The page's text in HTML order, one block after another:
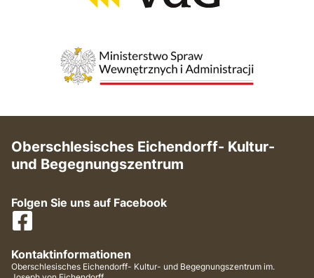
Oberschlesisches Eichendorff- Kultur-
und Begegnungszentrum
Folgen Sie uns auf Facebook
Kontaktinformationen
Oberschlesisches Eichendorff- Kultur- und Begegnungszentrum im.